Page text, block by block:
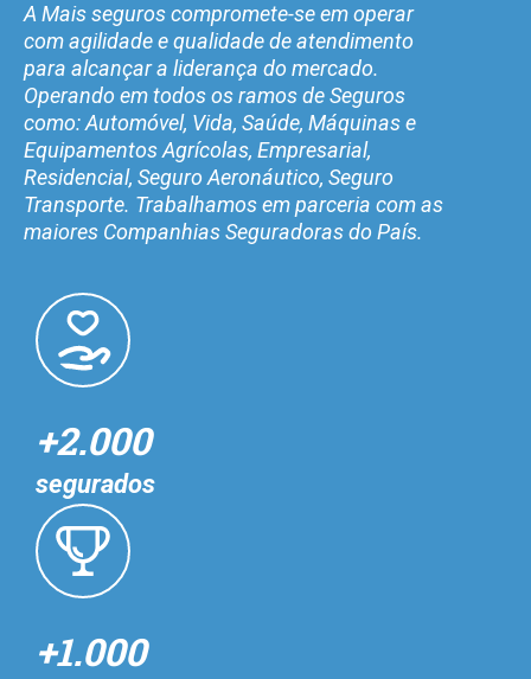
A Mais seguros compromete-se em operar
com agilidade e qualidade de atendimento
para alcançar a liderança do mercado.
Operando em todos os ramos de Seguros
como: Automóvel, Vida, Saúde, Máquinas e
Equipamentos Agrícolas, Empresarial,
Residencial, Seguro Aeronáutico, Seguro
Transporte. Trabalhamos em parceria com as
maiores Companhias Seguradoras do País.
+2.000
segurados
+1.000